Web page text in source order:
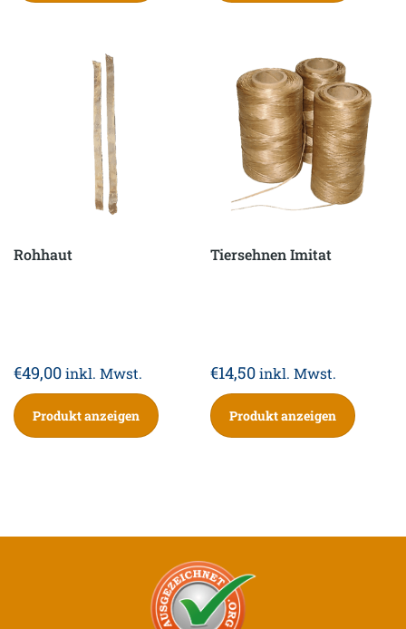
Rohhaut
€49,00inkl. Mwst.
Produkt anzeigen
Tiersehnen Imitat
€14,50 inkl. Mwst.
Produkt anzeigen